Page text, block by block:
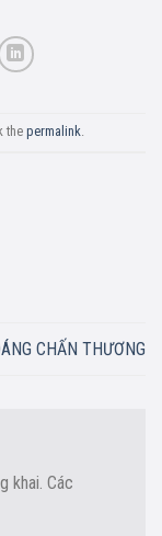
the permalink.
CHẤN THƯƠNG
khai. Các